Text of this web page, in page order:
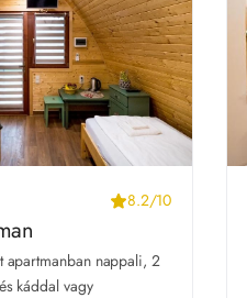
8.2/10
nappali, 2
káddal vagy